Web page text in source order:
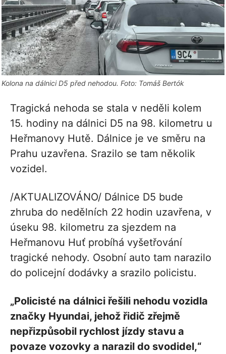
Kolona na dálnici D5 před nehodou. Foto: Tomáš Bertók
Tragická nehoda se stala v neděli kolem
15. hodiny na dálnici D5 na 98. kilometru u
Heřmanovy Hutě. Dálnice je ve směru na
Prahu uzavřena. Srazilo se tam několik
vozidel.
/AKTUALIZOVÁNO/ Dálnice D5 bude
zhruba do nedělních 22 hodin uzavřena, v
úseku 98. kilometru za sjezdem na
Heřmanovu Huť probíhá vyšetřování
tragické nehody. Osobní auto tam narazilo
do policejní dodávky a srazilo policistu.
„Policisté na dálnici řešili nehodu vozidla
značky Hyundai, jehož řidič zřejmě
nepřizpůsobil rychlost jízdy stavu a
povaze vozovky a narazil do svodidel,“